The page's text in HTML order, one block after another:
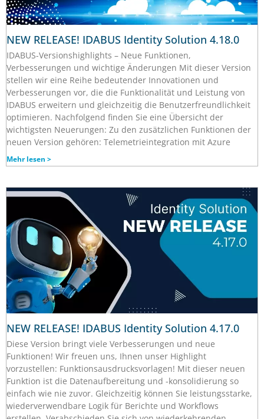
NEW RELEASE! IDABUS Identity Solution 4.18.0
IDABUS-Versionshighlights – Neue Funktionen,
Verbesserungen und wichtige Änderungen Mit dieser Version
stellen wir eine Reihe bedeutender Innovationen und
Verbesserungen vor, die die Funktionalität und Leistung von
IDABUS erweitern und gleichzeitig die Benutzerfreundlichkeit
optimieren. Nachfolgend finden Sie eine Übersicht der
wichtigsten Neuerungen: Zu den zusätzlichen Funktionen der
neuen Version gehören: Telemetrieintegration mit Azure
Mehr lesen >
NEW RELEASE! IDABUS Identity Solution 4.17.0
Diese Version bringt viele Verbesserungen und neue
Funktionen! Wir freuen uns, Ihnen unser Highlight
vorzustellen: Funktionsausdrucksvorlagen! Mit dieser neuen
Funktion ist die Datenaufbereitung und -konsolidierung so
einfach wie nie zuvor. Gleichzeitig können Sie leistungsstarke,
wiederverwendbare Logik für Berichte und Workflows